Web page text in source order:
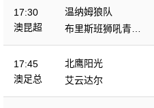
17:30
澳昆超
温纳姆狼队
布里斯班狮吼青年
队
17:45
澳足总
北鹰阳光
艾云达尔